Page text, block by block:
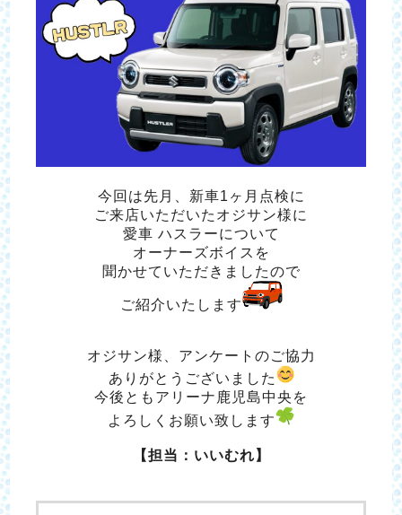
今回は先月、新車1ヶ月点検に
ご来店いただいたオジサン様に
愛車 ハスラーについて
オーナーズボイスを
聞かせていただきましたので
ご紹介いたします
オジサン様、アンケートのご協力
ありがとうございました
今後ともアリーナ鹿児島中央を
よろしくお願い致します
【担当：いいむれ】